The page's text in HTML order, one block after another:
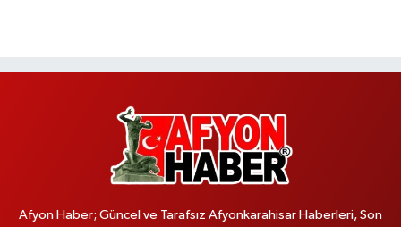
Afyon Haber; Güncel ve Tarafsız Afyonkarahisar Haberleri, Son